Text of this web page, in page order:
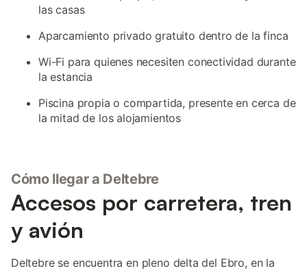
las casas
Aparcamiento privado gratuito dentro de la finca
Wi-Fi para quienes necesiten conectividad durante
la estancia
Piscina propia o compartida, presente en cerca de
la mitad de los alojamientos
Cómo llegar a Deltebre
Accesos por carretera, tren
y avión
Deltebre se encuentra en pleno delta del Ebro, en la